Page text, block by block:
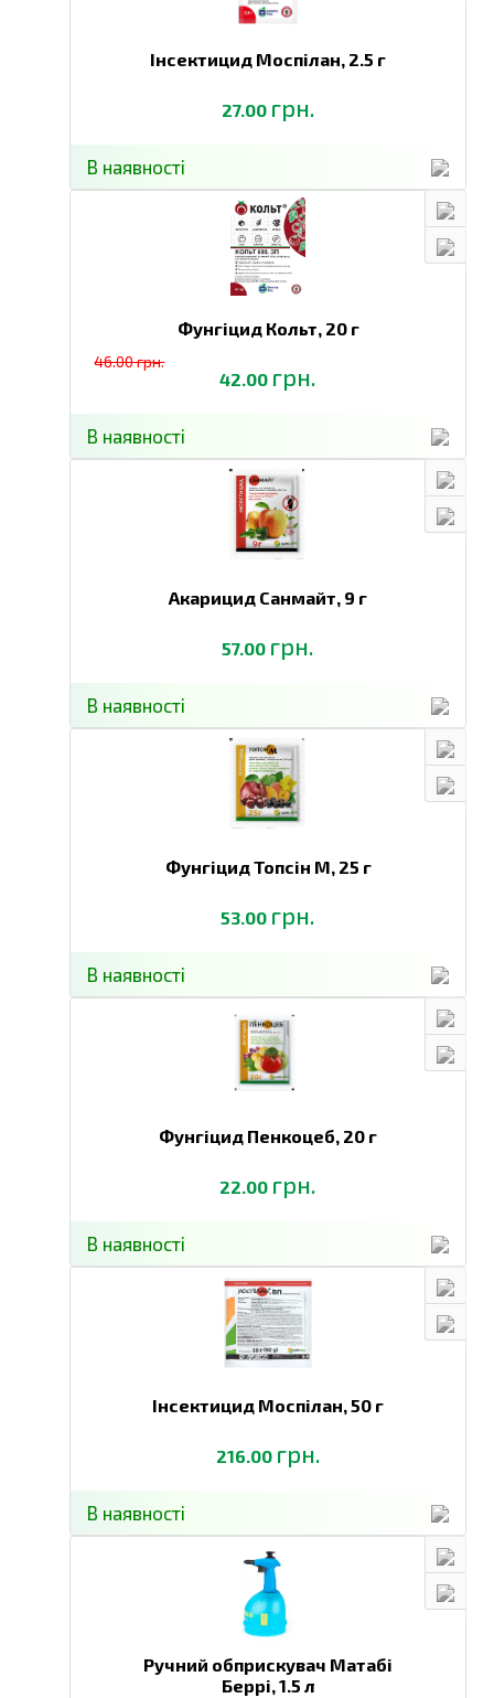
Перед застосуванням слід обов’язково провести тест
Біологічний фунгіцид Блу Бордо, упаковка
Спектр Садз доставкою в Київ й
Інсектицид Моспілан, 2.5 г
27.00 грн.
В наявності
Фунгіцид Кольт, 20 г
42.00 грн.
46.00 грн.
В наявності
Акарицид Санмайт, 9 г
57.00 грн.
В наявності
Фунгіцид Топсін М, 25 г
53.00 грн.
В наявності
Фунгіцид Пенкоцеб, 20 г
22.00 грн.
В наявності
Інсектицид Моспілан,50 г
216.00 грн.
В наявності
Ручний обприскувач Матабі
Беррі,1.5 л